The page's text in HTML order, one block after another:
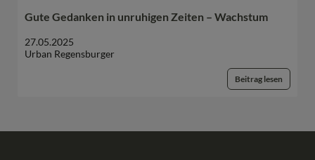
Gute Gedanken in unruhigen Zeiten – Wachstum
27.05.2025
Urban Regensburger
Beitrag lesen